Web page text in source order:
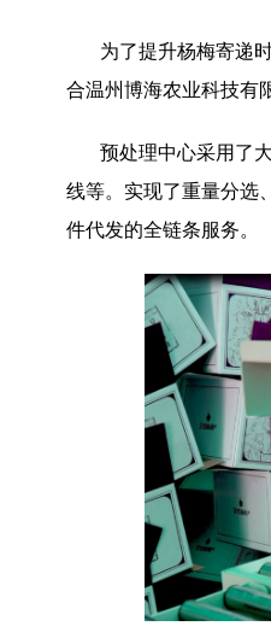
为了提升杨梅寄递
合温州博海农业科技有
预处理中心采用了
线等。实现了重量分选
件代发的全链条服务。